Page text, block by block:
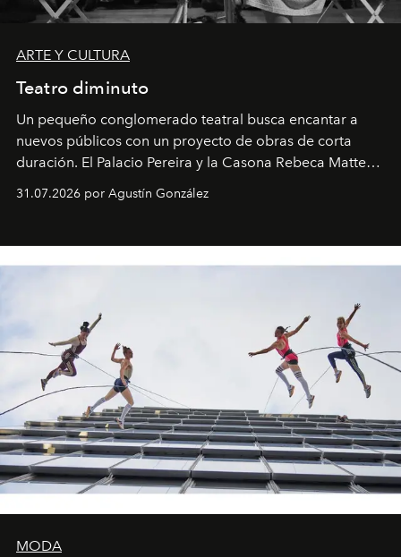
ARTE Y CULTURA
Teatro diminuto
Un pequeño conglomerado teatral busca encantar a
nuevos públicos con un proyecto de obras de corta
duración. El Palacio Pereira y la Casona Rebeca Matte
miniobras. Sus puestas en escena son limpias; ponen el
31.07.2026 por Agustín González
MODA